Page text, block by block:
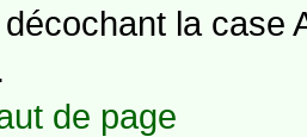
la case
de page